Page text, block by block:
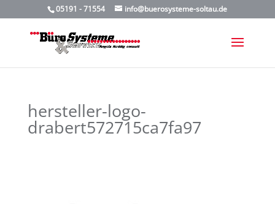
05191 - 71554 info@buerosysteme-soltau.de
hersteller-logo-
drabert572715ca7fa97